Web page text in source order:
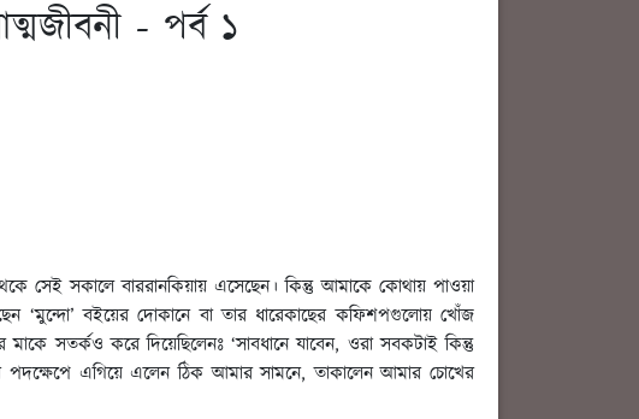
- পর্ব ১
সেই সকালে বাররানকিয়ায় এসেছেন। কিন্তু আমাকে কোথায় পাওয়া
‘মুন্দো’ বইয়ের দোকানে বা তার ধারেকাছের কফিশপগুলোয় খোঁজ
সতর্কও করে দিয়েছিলেনঃ ‘সাবধানে যাবেন, ওরা সবকটাই কিন্তু
পদক্ষেপে এগিয়ে এলেন ঠিক আমার সামনে, তাকালেন আমার চোখের